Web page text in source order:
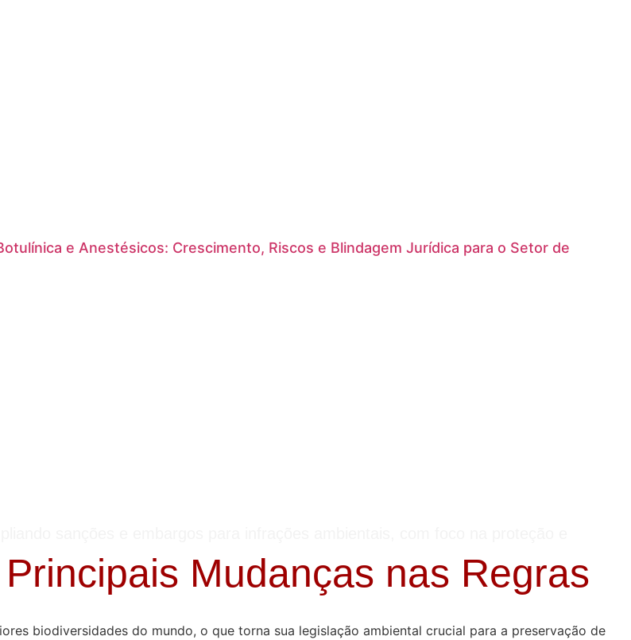
e Anestésicos: Crescimento, Riscos e Blindagem Jurídica para o Setor de
Mudanças nas Regras
biodiversidades do mundo, o que torna sua legislação ambiental crucial para a preservação de